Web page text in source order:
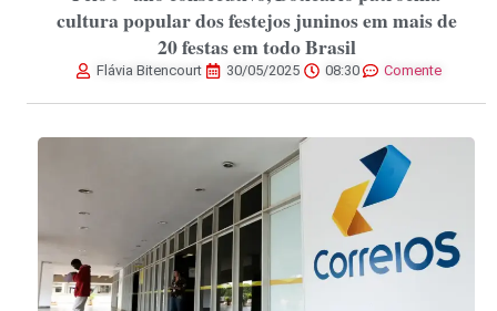
cultura popular dos festejos juninos em mais de
20 festas em todo Brasil
Flávia Bitencourt 30/05/2025 08:30 Comente